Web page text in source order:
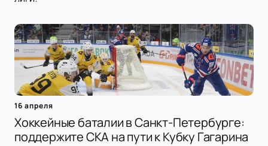
16 апреля
Хоккейные баталии в Санкт-Петербурге:
поддержите СКА на пути к Кубку Гагарина